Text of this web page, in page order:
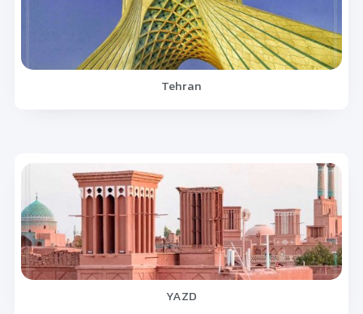
Tehran
YAZD